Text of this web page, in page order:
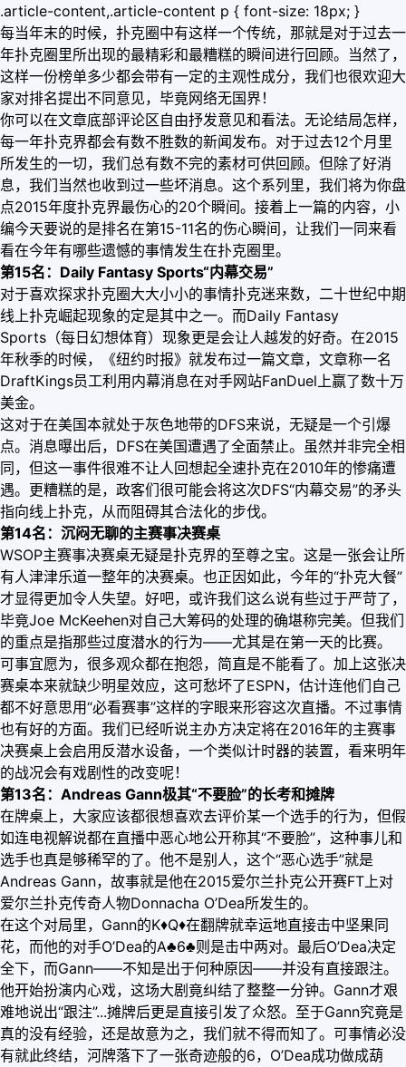
.article-content,.article-content p { font-size: 18px; }
每当年末的时候，扑克圈中有这样一个传统，那就是对于过去一
年扑克圈里所出现的最精彩和最糟糕的瞬间进行回顾。当然了，
这样一份榜单多少都会带有一定的主观性成分，我们也很欢迎大
家对排名提出不同意见，毕竟网络无国界！
你可以在文章底部评论区自由抒发意见和看法。无论结局怎样，
每一年扑克界都会有数不胜数的新闻发布。对于过去12个月里
所发生的一切，我们总有数不完的素材可供回顾。但除了好消
息，我们当然也收到过一些坏消息。这个系列里，我们将为你盘
点2015年度扑克界最伤心的20个瞬间。接着上一篇的内容，小
编今天要说的是排名在第15-11名的伤心瞬间，让我们一同来看
看在今年有哪些遗憾的事情发生在扑克圈里。
第15名：Daily Fantasy Sports“内幕交易”
对于喜欢探求扑克圈大大小小的事情扑克迷来数，二十世纪中期
线上扑克崛起现象的定是其中之一。而Daily Fantasy
Sports（每日幻想体育）现象更是会让人越发的好奇。在2015
年秋季的时候，《纽约时报》就发布过一篇文章，文章称一名
DraftKings员工利用内幕消息在对手网站FanDuel上赢了数十万
美金。
这对于在美国本就处于灰色地带的DFS来说，无疑是一个引爆
点。消息曝出后，DFS在美国遭遇了全面禁止。虽然并非完全相
同，但这一事件很难不让人回想起全速扑克在2010年的惨痛遭
遇。更糟糕的是，政客们很可能会将这次DFS“内幕交易”的矛头
指向线上扑克，从而阻碍其合法化的步伐。
第14名：沉闷无聊的主赛事决赛桌
WSOP主赛事决赛桌无疑是扑克界的至尊之宝。这是一张会让所
有人津津乐道一整年的决赛桌。也正因如此，今年的“扑克大餐”
才显得更加令人失望。好吧，或许我们这么说有些过于严苛了，
毕竟Joe McKeehen对自己大筹码的处理的确堪称完美。但我们
的重点是指那些过度潜水的行为——尤其是在第一天的比赛。
可事宜愿为，很多观众都在抱怨，简直是不能看了。加上这张决
赛桌本来就缺少明星效应，这可愁坏了ESPN，估计连他们自己
都不好意思用“必看赛事”这样的字眼来形容这次直播。不过事情
也有好的方面。我们已经听说主办方决定将在2016年的主赛事
决赛桌上会启用反潜水设备，一个类似计时器的装置，看来明年
的战况会有戏剧性的改变呢！
第13名：Andreas Gann极其“不要脸”的长考和摊牌
在牌桌上，大家应该都很想喜欢去评价某一个选手的行为，但假
如连电视解说都在直播中恶心地公开称其“不要脸”，这种事儿和
选手也真是够稀罕的了。他不是别人，这个“恶心选手”就是
Andreas Gann，故事就是他在2015爱尔兰扑克公开赛FT上对
爱尔兰扑克传奇人物Donnacha O’Dea所发生的。
在这个对局里，Gann的K♦Q♦在翻牌就幸运地直接击中坚果同
花，而他的对手O’Dea的A♣6♣则是击中两对。最后O’Dea决定
全下，而Gann——不知是出于何种原因——并没有直接跟注。
他开始扮演内心戏，这场大剧竟纠结了整整一分钟。Gann才艰
难地说出“跟注”...摊牌后更是直接引发了众怒。至于Gann究竟是
真的没有经验，还是故意为之，我们就不得而知了。可事情必没
有就此终结，河牌落下了一张奇迹般的6，O’Dea成功做成葫